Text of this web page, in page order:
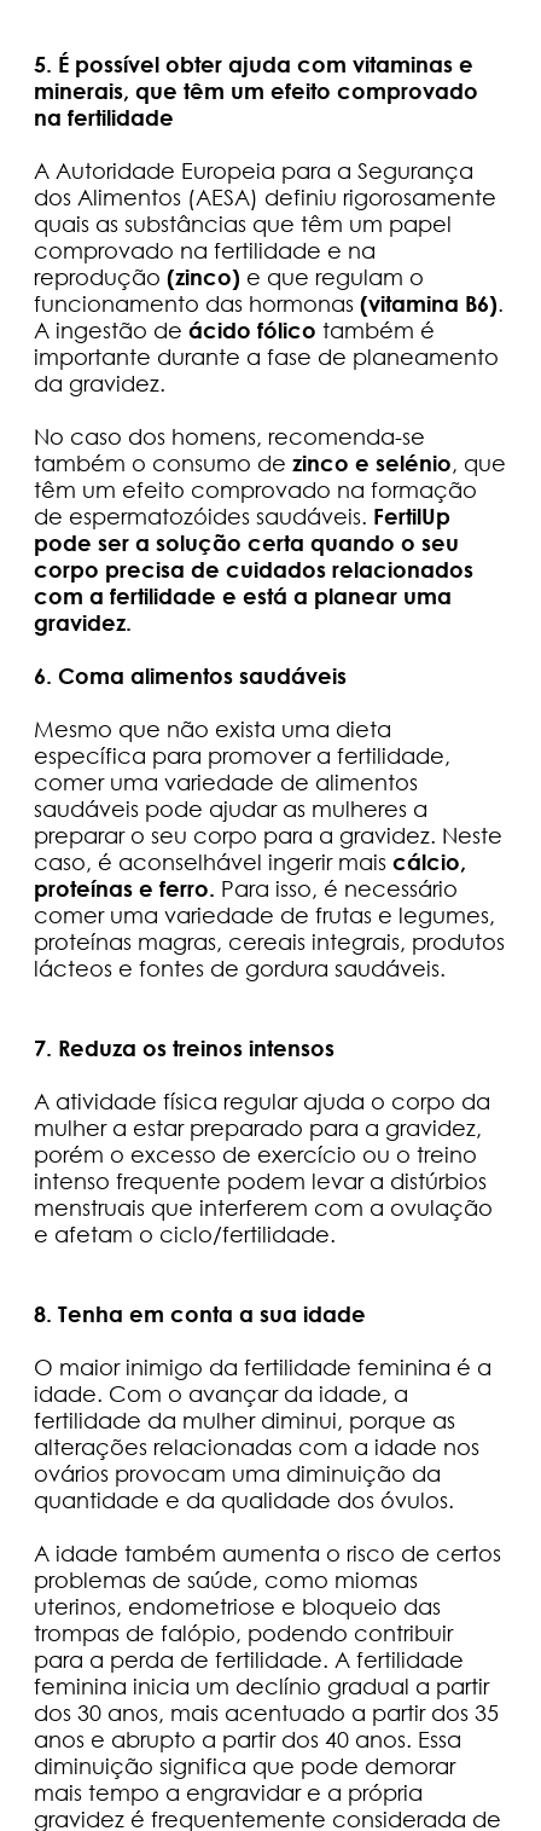
5. É possível obter ajuda com vitaminas e
minerais, que têm um efeito comprovado
na fertilidade
A Autoridade Europeia para a Segurança
dos Alimentos (AESA) definiu rigorosamente
quais as substâncias que têm um papel
comprovado na fertilidade e na
reprodução(zinco) e que regulam o
funcionamento das hormonas(vitamina B6).
A ingestão deácido fólico também é
importante durante a fase de planeamento
da gravidez.
No caso dos homens, recomenda-se
também o consumo dezinco e selénio, que
têm um efeito comprovado na formação
de espermatozóides saudáveis. FertilUp
pode ser a solução certa quando o seu
corpo precisa de cuidados relacionados
com a fertilidade e está a planear uma
gravidez.
6. Coma alimentos saudáveis
Mesmo que não exista uma dieta
específica para promover a fertilidade,
comer uma variedade de alimentos
saudáveis pode ajudar as mulheres a
preparar o seu corpo para a gravidez. Neste
caso, é aconselhável ingerir maiscálcio,
proteínas e ferro. Para isso, é necessário
comer uma variedade de frutas e legumes,
proteínas magras, cereais integrais, produtos
lácteos e fontes de gordura saudáveis.
7. Reduza os treinos intensos
A atividade física regular ajuda o corpo da
mulher a estar preparado para a gravidez,
porém o excesso de exercício ou o treino
intenso frequente podem levar a distúrbios
menstruais que interferem com a ovulação
e afetam o ciclo/fertilidade.
8. Tenha em conta a sua idade
O maior inimigo da fertilidade feminina é a
idade. Com o avançar da idade, a
fertilidade da mulher diminui, porque as
alterações relacionadas com a idade nos
ovários provocam uma diminuição da
quantidade e da qualidade dos óvulos.
A idade também aumenta o risco de certos
problemas de saúde, como miomas
uterinos, endometriose e bloqueio das
trompas de falópio, podendo contribuir
para a perda de fertilidade. A fertilidade
feminina inicia um declínio gradual a partir
dos 30 anos, mais acentuado a partir dos 35
anos e abrupto a partir dos 40 anos. Essa
diminuição significa que pode demorar
mais tempo a engravidar e a própria
gravidez é frequentemente considerada de